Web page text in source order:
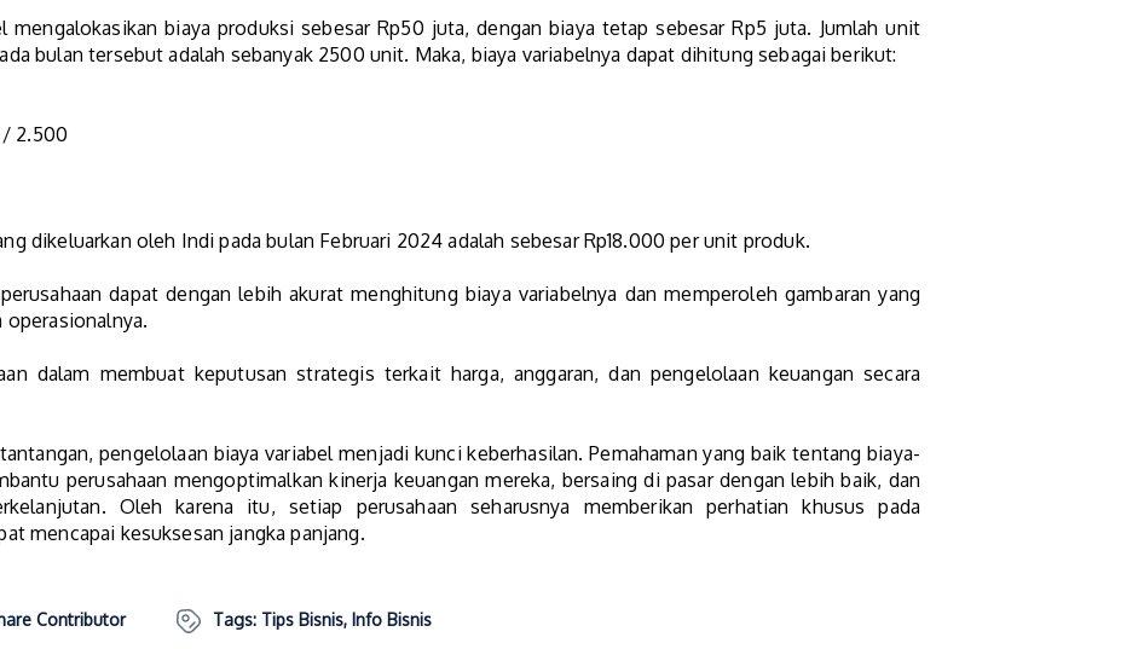
mengalokasikan biaya produksi sebesar Rp50 juta, dengan biaya tetap sebesar Rp5 juta. Jumlah unit
bulan tersebut adalah sebanyak 2500 unit. Maka, biaya variabelnya dapat dihitung sebagai berikut:
2.500
dikeluarkan oleh Indi pada bulan Februari 2024 adalah sebesar Rp18.000 per unit produk.
dapat dengan lebih akurat menghitung biaya variabelnya dan memperoleh gambaran yang
dalam membuat keputusan strategis terkait harga, anggaran, dan pengelolaan keuangan secara
pengelolaan biaya variabel menjadi kunci keberhasilan. Pemahaman yang baik tentang biaya-
perusahaan mengoptimalkan kinerja keuangan mereka, bersaing di pasar dengan lebih baik, dan
Oleh karena itu, setiap perusahaan seharusnya memberikan perhatian khusus pada
mencapai kesuksesan jangka panjang.
Contributor Tags: Tips Bisnis, Info Bisnis